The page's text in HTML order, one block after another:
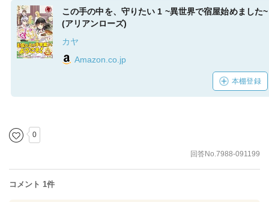
この手の中を、守りたい 1 ~異世界で宿屋始めました~
(アリアンローズ)
カヤ
Amazon.co.jp
本棚登録
0
回答No.7988-091199
コメント 1件